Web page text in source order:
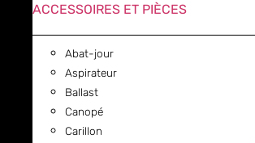
ACCESSOIRES ET PIÈCES
Abat-jour
Aspirateur
Ballast
Canopé
Carillon